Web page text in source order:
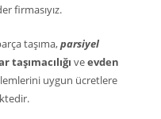
firmasıyız.
taşıma,parsiyel
taşımacılığı veevden
uygun ücretlere